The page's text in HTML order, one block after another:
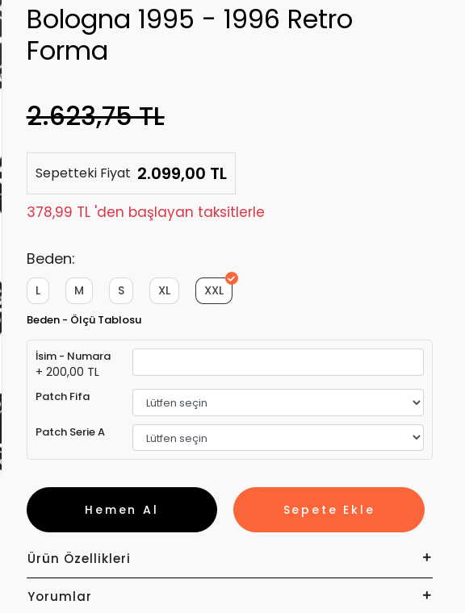
Bologna 1995 - 1996 Retro
Forma
2.623,75 TL
Sepetteki Fiyat 2.099,00 TL
378,99 TL 'den başlayan taksitlerle
Beden:
XXL
XL
S
M
L
Beden - Ölçü Tablosu
İsim - Numara
+ 200,00 TL
Patch Fifa
Patch Serie A
Sepete Ekle
Hemen Al
Ürün Özellikleri
Yorumlar